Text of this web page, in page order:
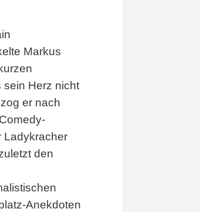
Markus
sein Herz nicht
er nach
Ladykracher
den
Anekdoten